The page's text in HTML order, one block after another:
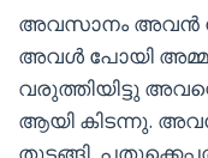
അവസാനം അവൻ
അവൾ പോയി
വരുത്തിയിട്ടു
ആയി കിടന്നു.